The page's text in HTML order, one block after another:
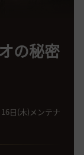
の秘密
日(木)メンテナ